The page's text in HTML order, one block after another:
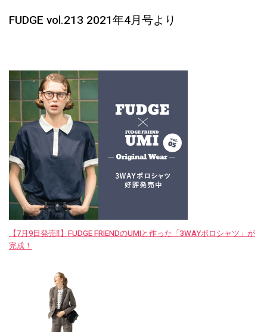
FUDGE vol.213 2021年4月号より
【7月9日発売‼︎】FUDGE FRIENDのUMIと作った「3WAYポロシャツ」が
完成！